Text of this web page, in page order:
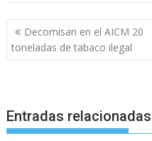
Navegación
de
entradas
Decomisan en el AICM 20
toneladas de tabaco ilegal
Entradas relacionadas